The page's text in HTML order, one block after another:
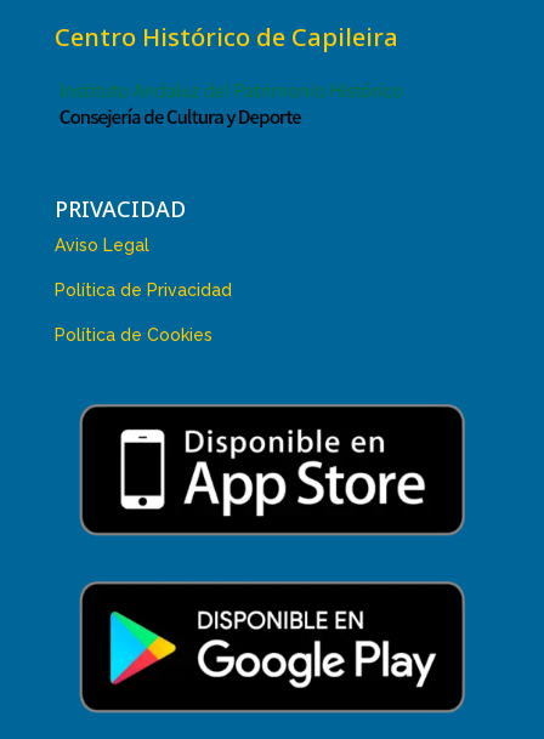
Centro Histórico de Capileira
PRIVACIDAD
Aviso Legal
Política de Privacidad
Política de Cookies